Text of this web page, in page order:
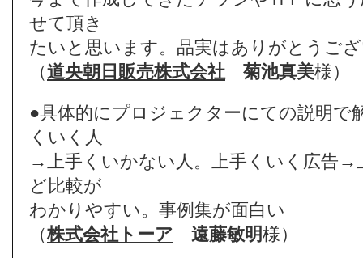
せて頂き
たいと思います。品実はありがとうご
（道央朝日販売株式会社 菊池真美様）
●具体的にプロジェクターにての説明で
くいく人
→上手くいかない人。上手くいく広告→
ど比較が
わかりやすい。事例集が面白い
（株式会社トーア 遠藤敏明様）